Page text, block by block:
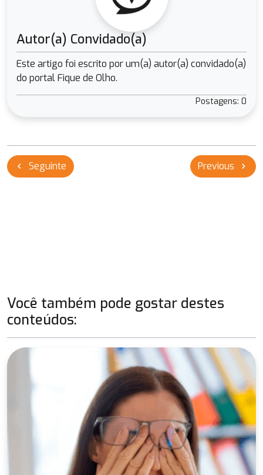
Autor(a) Convidado(a)
Este artigo foi escrito por um(a) autor(a) convidado(a)
do portal Fique de Olho.
Postagens: 0
Navegação
de
Previous chevron_right
chevron_left Seguinte
Você também pode gostar destes
conteúdos: